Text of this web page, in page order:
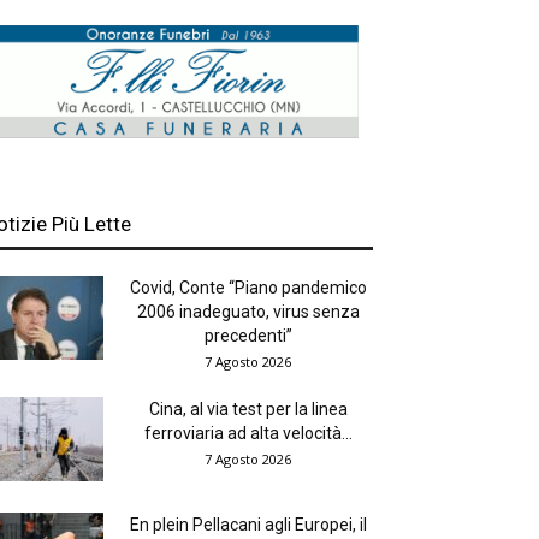
Più Lette
Covid, Conte “Piano pandemico
2006 inadeguato, virus senza
precedenti”
7 Agosto 2026
Cina, al via test per la linea
ferroviaria ad alta velocità...
7 Agosto 2026
En plein Pellacani agli Europei, il